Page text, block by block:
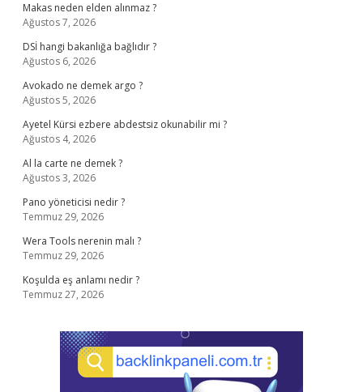
Makas neden elden alınmaz ?
Ağustos 7, 2026
DSİ hangi bakanlığa bağlıdır ?
Ağustos 6, 2026
Avokado ne demek argo ?
Ağustos 5, 2026
Ayetel Kürsi ezbere abdestsiz okunabilir mi ?
Ağustos 4, 2026
Al la carte ne demek ?
Ağustos 3, 2026
Pano yöneticisi nedir ?
Temmuz 29, 2026
Wera Tools nerenin malı ?
Temmuz 29, 2026
Koşulda eş anlamı nedir ?
Temmuz 27, 2026